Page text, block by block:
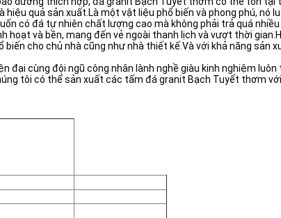
quả sản xuất.Là một vật liệu phổ biến và phong phú, nó
có đá tự nhiên chất lượng cao mà không phải trả quá nhiều
hoạt và bền, mang đến vẻ ngoài thanh lịch và vượt thời
cho chủ nhà cũng như nhà thiết kế.Và với khả năng sản
cùng đội ngũ công nhân lành nghề giàu kinh nghiệm
tôi có thể sản xuất các tấm đá granit Bạch Tuyết thơm